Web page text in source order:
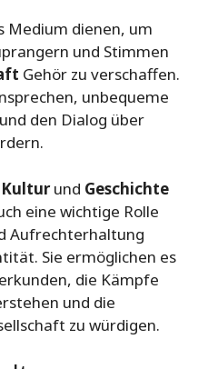
Medium dienen, um
und Stimmen
Gehör zu verschaffen.
unbequeme
den Dialog über
Kulturund Geschichte
eine wichtige Rolle
Aufrechterhaltung
Sie ermöglichen es
die Kämpfe
und die
zu würdigen.